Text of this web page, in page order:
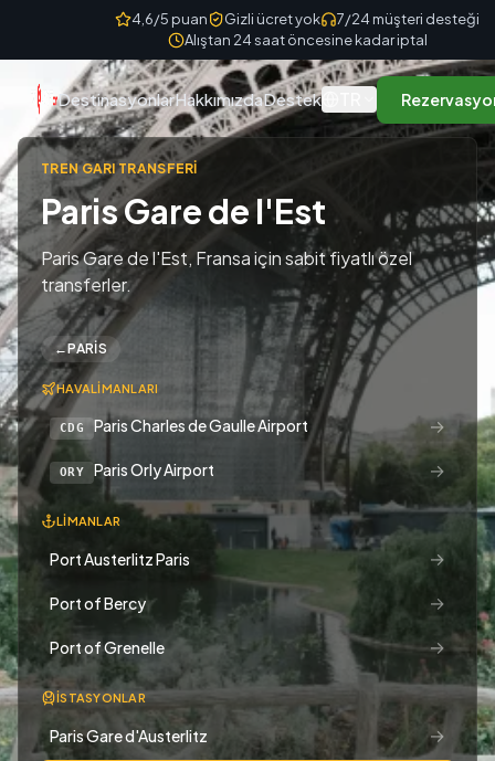
Skip to content 4,6/5 puan Gizli ücret yok
7/24 müşteri desteği
Alıştan 24 saat öncesine kadar iptal
DestinasyonlarHakkımızdaDestek
TREN GARI TRANSFERI
Paris Gare de l'Est
Paris Gare de l'Est, Fransa için sabit fiyatlı özel
transferler.
←PARIS
HAVALIMANLARI
CDG Paris Charles de Gaulle Airport →
ORY Paris Orly Airport →
LIMANLAR
Port Austerlitz Paris →
Port of Bercy →
Port of Grenelle →
İSTASYONLAR
Paris Gare d'Austerlitz →